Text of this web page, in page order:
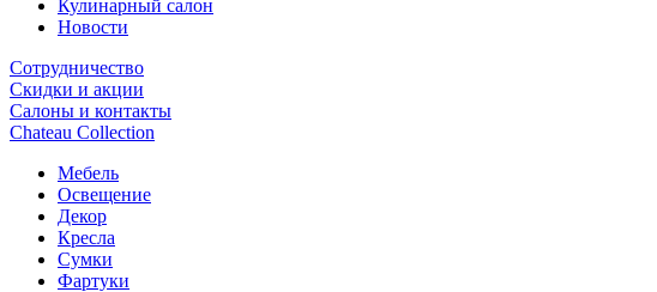
Кулинарный салон
Новости
Сотрудничество
Скидки и акции
Салоны и контакты
Chateau Collection
Мебель
Освещение
Декор
Кресла
Сумки
Фартуки